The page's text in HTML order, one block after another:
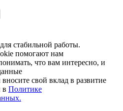
стабильной работы.
помогают нам
что вам интересно, и
свой вклад в развитие
в Политике